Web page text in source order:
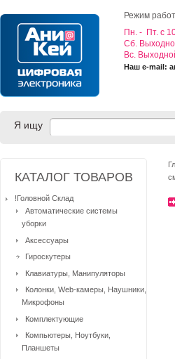
Режим
Пн. - Пт. с
Cб.
Вс.
Наш e-mail:
Я ищу
КАТАЛОГ ТОВАРОВ
!Головной Склад
Автоматические системы
уборки
Аксессуары
Гироскутеры
Клавиатуры, Манипуляторы
Колонки, Web-камеры, Наушники,
Микрофоны
Комплектующие
Компьютеры, Ноутбуки,
Планшеты